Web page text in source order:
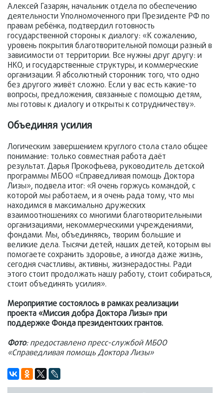
Алексей Газарян, начальник отдела по обеспечению
деятельности Уполномоченного при Президенте РФ по
правам ребёнка, подтвердил готовность
государственной стороны к диалогу: «К сожалению,
уровень покрытия благотворительной помощи разный в
зависимости от территории. Все нужны друг другу: и
НКО, и государственные структуры, и коммерческие
организации. Я абсолютный сторонник того, что одно
без другого живёт сложно. Если у вас есть какие-то
вопросы, предложения, связанные с помощью детям,
мы готовы к диалогу и открыты к сотрудничеству».
Объединяя усилия
Логическим завершением круглого стола стало общее
понимание: только совместная работа даёт
результат. Дарья Прокофьева, руководитель детской
программы МБОО «Справедливая помощь Доктора
Лизы», подвела итог: «Я очень горжусь командой, с
которой мы работаем, и я очень рада тому, что мы
находимся в максимально дружеских
взаимоотношениях со многими благотворительными
организациями, некоммерческими учреждениями,
фондами. Мы, объединяясь, творим большие и
великие дела. Тысячи детей, наших детей, которым вы
помогаете сохранить здоровье, а иногда даже жизнь,
сегодня счастливы, активны, жизнерадостны. Ради
этого стоит продолжать нашу работу, стоит собираться,
стоит объединять усилия».
Мероприятие состоялось в рамках реализации
проекта «Миссия добра Доктора Лизы» при
поддержке Фонда президентских грантов.
Фото: предоставлено пресс-службой МБОО
«Справедливая помощь Доктора Лизы»